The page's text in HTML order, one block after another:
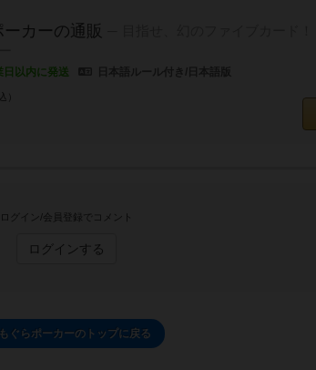
ーカーの通販
日以内に発送
）
ログイン/会員登録でコメント
ログインする
もぐらポーカーのトップに戻る